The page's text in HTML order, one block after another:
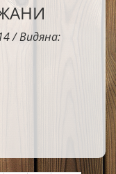
/ Видяна: